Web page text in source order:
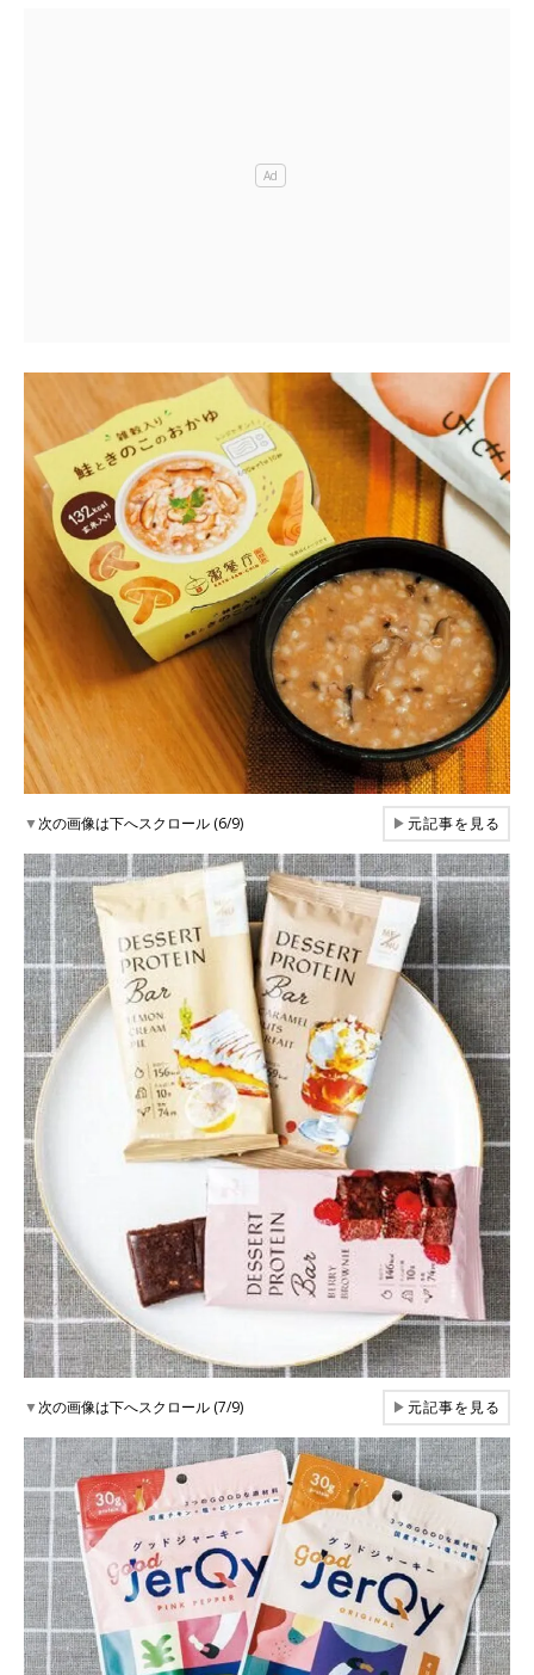
▼次の画像は下へスクロール (6/9) ▶元記事を見る
▼次の画像は下へスクロール (7/9) ▶元記事を見る